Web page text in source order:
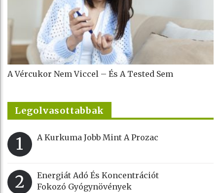
A Vércukor Nem Viccel – És A Tested Sem
Legolvasottabbak
1 A Kurkuma Jobb Mint A Prozac
2
Energiát Adó És Koncentrációt
Fokozó Gyógynövények